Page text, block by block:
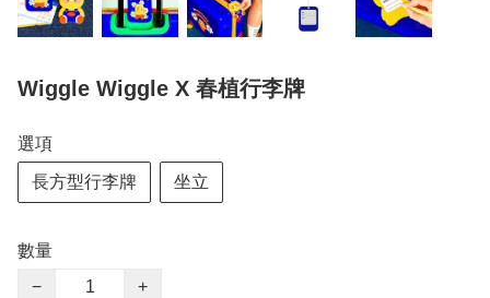
Wiggle Wiggle X 春植行李牌
選項
長方型行李牌 坐立
數量
−
+